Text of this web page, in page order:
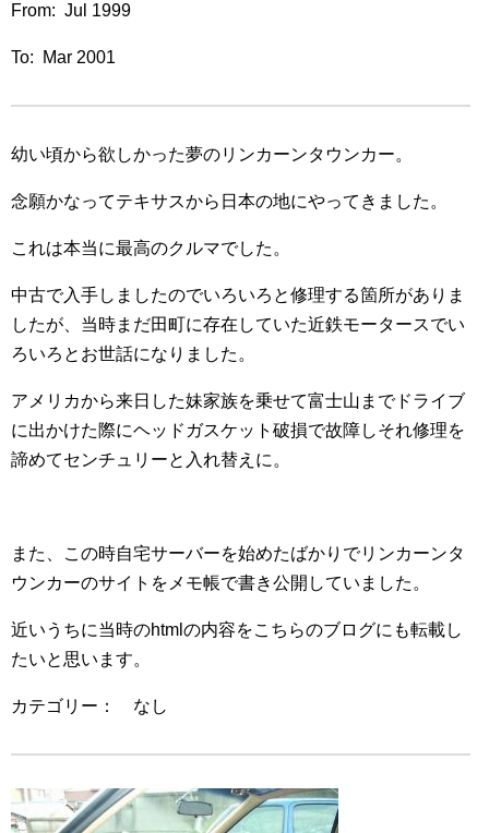
From: Jul 1999
To: Mar 2001
幼い頃から欲しかった夢のリンカーンタウンカー。
念願かなってテキサスから日本の地にやってきました。
これは本当に最高のクルマでした。
中古で入手しましたのでいろいろと修理する箇所がありま
したが、当時まだ田町に存在していた近鉄モータースでい
ろいろとお世話になりました。
アメリカから来日した妹家族を乗せて富士山までドライブ
に出かけた際にヘッドガスケット破損で故障しそれ修理を
諦めてセンチュリーと入れ替えに。
また、この時自宅サーバーを始めたばかりでリンカーンタ
ウンカーのサイトをメモ帳で書き公開していました。
近いうちに当時のhtmlの内容をこちらのブログにも転載し
たいと思います。
カテゴリー： なし